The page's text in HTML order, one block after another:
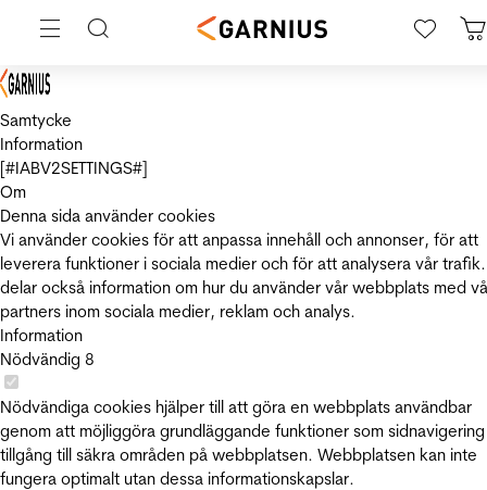
Samtycke
Information
[#IABV2SETTINGS#]
Om
Denna sida använder cookies
Vi använder cookies för att anpassa innehåll och annonser, för att
leverera funktioner i sociala medier och för att analysera vår
delar också information om hur du använder vår webbplats med
partners inom sociala medier, reklam och analys.
Information
Nödvändig 8
Nödvändiga cookies hjälper till att göra en webbplats användbar
genom att möjliggöra grundläggande funktioner som
tillgång till säkra områden på webbplatsen. Webbplatsen kan inte
fungera optimalt utan dessa informationskapslar.